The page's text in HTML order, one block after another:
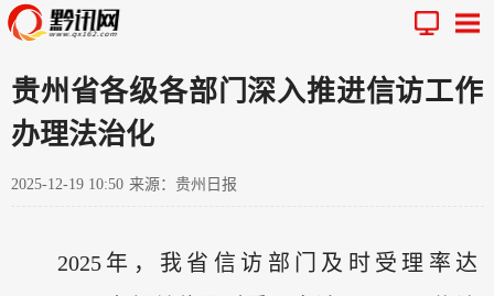
贵州省各级各部门深入推进信访工作
办理法治化
2025-12-19 10:50 来源：贵州日报
2025年，我省信访部门及时受理率达